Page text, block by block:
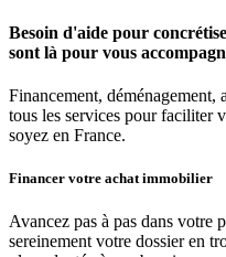
Besoin d'aide pour
sont là pour vous
Financement, déménagement,
tous les services pour faciliter
soyez en France.
Financer votre achat immobilier
Avancez pas à pas dans votre
sereinement votre dossier en